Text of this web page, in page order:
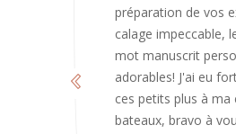
est bienveillant et
manquerai pas de
vous. Bonne